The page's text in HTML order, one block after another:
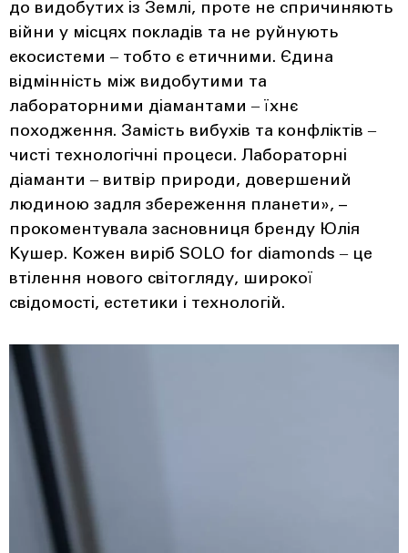
до видобутих із Землі, проте не спричиняють
війни у місцях покладів та не руйнують
екосистеми ‒ тобто є етичними. Єдина
відмінність між видобутими та
лабораторними діамантами ‒ їхнє
походження. Замість вибухів та конфліктів ‒
чисті технологічні процеси. Лабораторні
діаманти ‒ витвір природи, довершений
людиною задля збереження планети», –
прокоментувала засновниця бренду Юлія
Кушер. Кожен виріб SOLO for diamonds ‒ це
втілення нового світогляду, широкої
свідомості, естетики і технологій.